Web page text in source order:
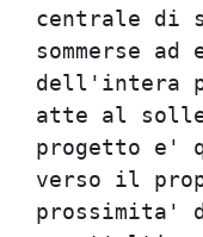
centrale
atte al
progetto
verso il